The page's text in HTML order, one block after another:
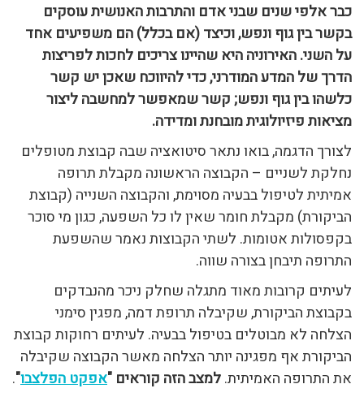
כבר אלפי שנים שבני אדם והתרבות האנושית עוסקים
בקשר בין גוף ונפש, וכיצד (אם בכלל) הם משפיעים אחד
על השני. האירוניה היא שהיינו צריכים לחכות לפריצות
הדרך של המדע המודרני, כדי להיווכח שאכן יש קשר
כלשהו בין גוף ונפש; קשר שמאפשר למחשבה ליצור
מציאות פיזיולוגית מובחנת ומדידה.
לצורך הדגמה, בואו נתאר סיטואציה שבה קבוצת מטופלים
נחלקת לשניים – הקבוצה הראשונה מקבלת תרופה
אמיתית לטיפול בבעיה מסוימת, והקבוצה השנייה (קבוצת
הביקורת) מקבלת חומר שאין לו כל השפעה, כגון מי סוכר
בקפסולות אטומות. לשתי הקבוצות נאמר שהשפעת
התרופה תיבחן בצורה שווה.
לעיתים קרובות מאוד מתגלה שחלק ניכר מהנבדקים
בקבוצת הביקורת, שקיבלה תרופת דמה, מפגין סימני
הצלחה לא מבוטלים בטיפול בבעיה. לעיתים רחוקות קבוצת
הביקורת אף מפגינה יותר הצלחה מאשר הקבוצה שקיבלה
את התרופה האמיתית.למצב הזה קוראים "אפקט הפלצבו"
.